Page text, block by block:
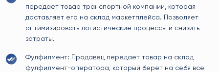
передает товар транспортной компании, которая
доставляет его на склад маркетплейса. Позволяет
оптимизировать логистические процессы и снизить
затраты.
Фулфилмент: Продавец передает товар на склад
фулфилмент-оператора, который берет на себя все